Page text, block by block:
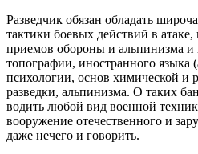
Разведчик обязан обладать
тактики боевых действий в
приемов обороны и альпинизма и
топографии, иностранного языка
психологии, основ химической и
разведки, альпинизма. О таких
водить любой вид военной
вооружение отечественного и
даже нечего и говорить.